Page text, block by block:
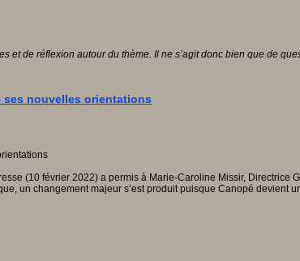
et de réflexion autour du thème. Il ne s’agit donc bien que de
ses nouvelles orientations
(10 février 2022) a permis à Marie-Caroline Missir,
un changement majeur s’est produit puisque Canopé